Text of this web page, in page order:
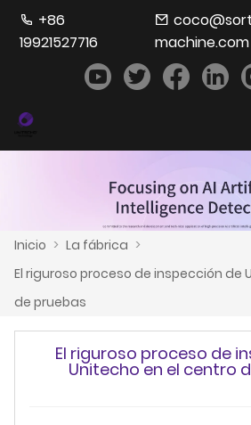
+86
19921527716
machine.com
Inicio > La fábrica >
El riguroso proceso de inspección de
de pruebas
El riguroso proceso de
Unitecho en el centro